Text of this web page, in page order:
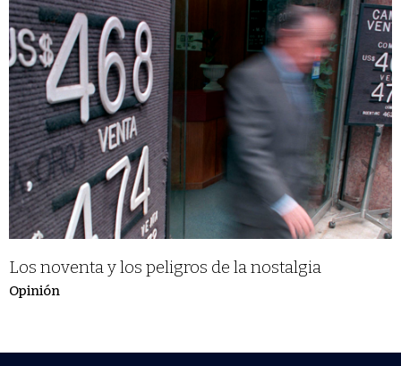
Los noventa y los peligros de la nostalgia
Opinión